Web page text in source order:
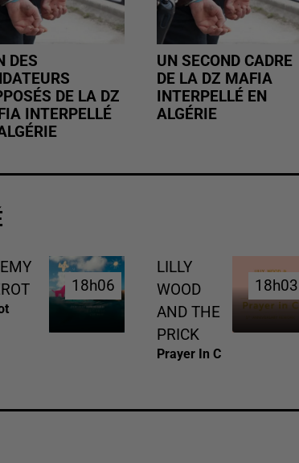
DES
DE LA DZ
INTERPELLÉ
UN SECOND CADRE
DE LA DZ MAFIA
INTERPELLÉ EN
ALGÉRIE
18h06
18h06
LILLY
WOOD
AND THE
PRICK
Prayer In C
18h03
18h03